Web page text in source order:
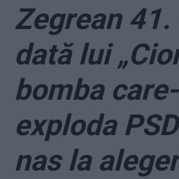
Zegrean 41.
dată lui
bomba
exploda
nas la